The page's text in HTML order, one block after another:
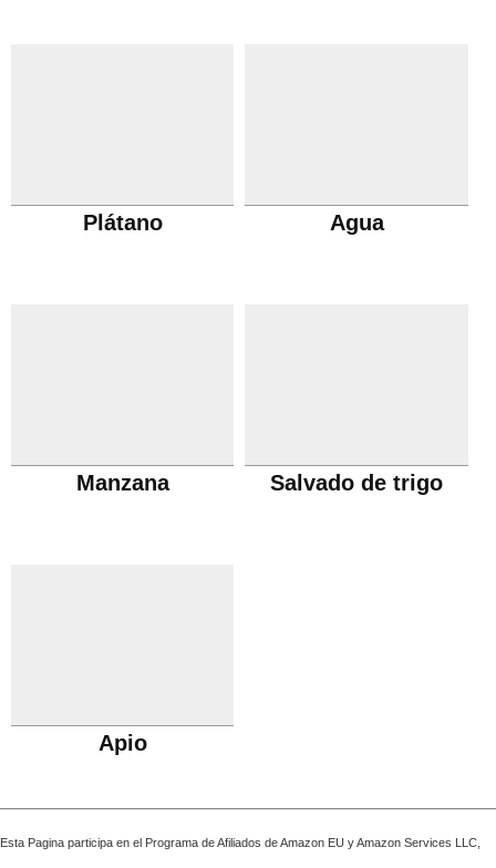
Plátano Agua
Manzana Salvado de trigo
Apio
Esta Pagina participa en el Programa de Afiliados de Amazon EU y Amazon Services LLC,